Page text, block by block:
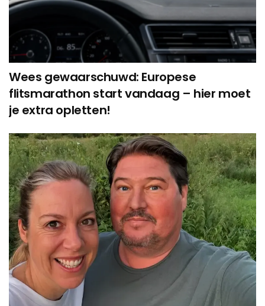
Wees gewaarschuwd: Europese
flitsmarathon start vandaag – hier moet
je extra opletten!